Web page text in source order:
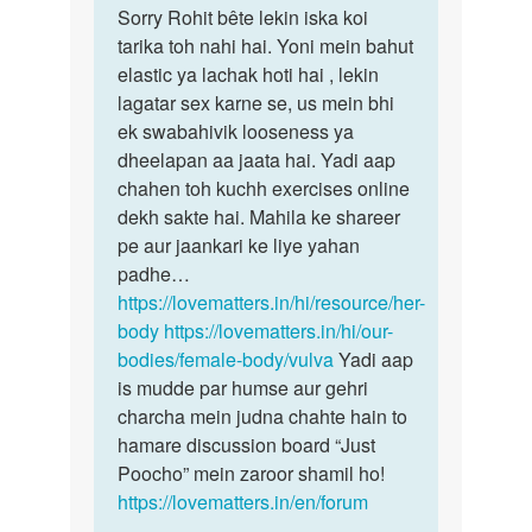
to
Mam
meri
wife
ki
yoni
bhut…
by
Rohit
Sorry
Rohit
bête
lekin
iska…
Sorry Rohit bête lekin iska koi
tarika toh nahi hai. Yoni mein bahut
elastic ya lachak hoti hai , lekin
lagatar sex karne se, us mein bhi
ek swabahivik looseness ya
dheelapan aa jaata hai. Yadi aap
chahen toh kuchh exercises online
dekh sakte hai. Mahila ke shareer
pe aur jaankari ke liye yahan
padhe…
https://lovematters.in/hi/resource/her-
body https://lovematters.in/hi/our-
bodies/female-body/vulvaYadi aap
is mudde par humse aur gehri
charcha mein judna chahte hain to
hamare discussion board “Just
Poocho” mein zaroor shamil ho!
https://lovematters.in/en/forum